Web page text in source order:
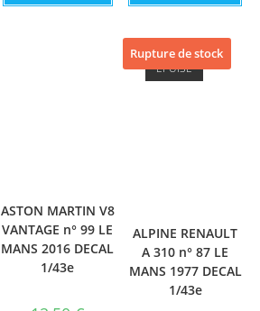
ASTON MARTIN V8
VANTAGE n° 99 LE
MANS 2016 DECAL
1/43e
Rupture de stock
ÉPUISÉ
ALPINE RENAULT
A 310 n° 87 LE
MANS 1977 DECAL
1/43e